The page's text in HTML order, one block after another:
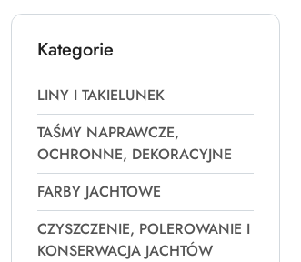
Kategorie
LINY I TAKIELUNEK
TAŚMY NAPRAWCZE,
OCHRONNE, DEKORACYJNE
FARBY JACHTOWE
CZYSZCZENIE, POLEROWANIE I
KONSERWACJA JACHTÓW